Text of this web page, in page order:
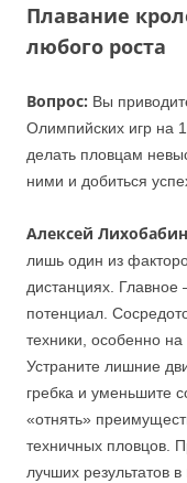
Плавание
любого роста
Вопрос: Вы
Олимпийских игр на
делать пловцам
ними и добиться
Алексей
лишь один из
дистанциях. Главное
потенциал.
техники, особенно на
Устраните лишние
гребка и уменьшите
«отнять»
техничных пловцов.
лучших результатов в